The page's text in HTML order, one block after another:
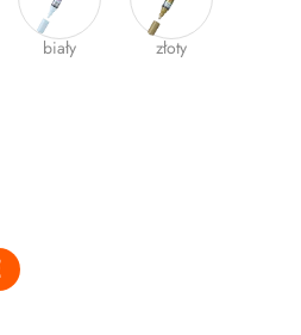
Zszywki
biały złoty